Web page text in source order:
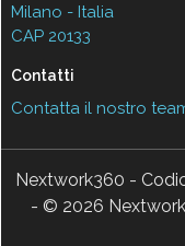
Milano - Italia
CAP 20133
Contatti
Contatta il nostro
Nextwork360 -
- © 2026